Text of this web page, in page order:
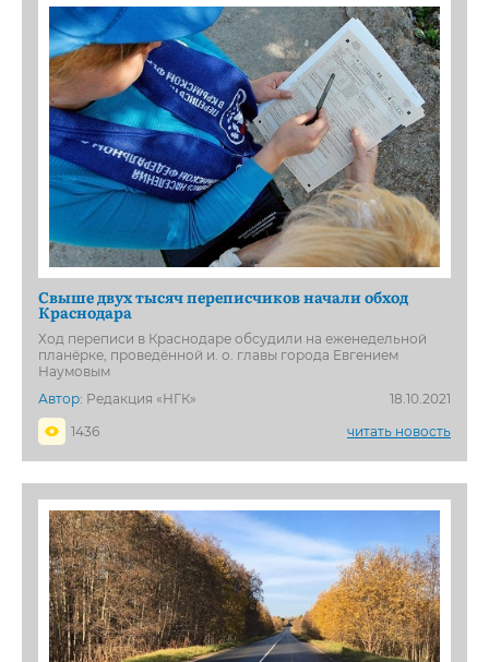
Свыше двух тысяч переписчиков начали обход
Краснодара
Ход переписи в Краснодаре обсудили на еженедельной
планёрке, проведённой и. о. главы города Евгением
Наумовым
Автор: Редакция «НГК»
18.10.2021
1436
читать новость